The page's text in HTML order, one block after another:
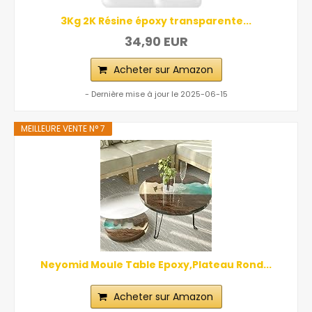
3Kg 2K Résine époxy transparente...
34,90 EUR
Acheter sur Amazon
- Dernière mise à jour le 2025-06-15
MEILLEURE VENTE N° 7
Neyomid Moule Table Epoxy,Plateau Rond...
Acheter sur Amazon